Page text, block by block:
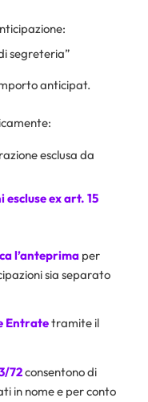
segreteria”
anticipat.
esclusa da
escluse ex art. 15
l’anteprimaper
sia separato
Entratetramite il
72consentono di
in nome e per conto